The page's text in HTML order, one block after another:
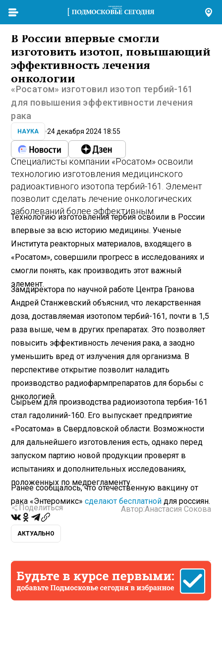
В России впервые смогли
изготовить изотоп, повышающий
эффективность лечения
онкологии
«Росатом» изготовил изотоп тербий-161
для повышения эффективности лечения
рака
НАУКА 24 декабря 2024 18:55
Специалисты компании «Росатом» освоили
технологию изготовления медицинского
радиоактивного изотопа тербий-161. Элемент
позволит сделать лечение онкологических
заболеваний более эффективным.
Технологию изготовления тербия освоили в России
впервые за всю историю медицины. Ученые
Института реакторных материалов, входящего в
«Росатом», совершили прогресс в исследованиях и
смогли понять, как производить этот важный
элемент.
Замдиректора по научной работе Центра Гранова
Андрей Станжевский объяснил, что лекарственная
доза, доставляемая изотопом тербий-161, почти в 1,5
раза выше, чем в других препаратах. Это позволяет
повысить эффективность лечения рака, а заодно
уменьшить вред от излучения для организма. В
перспективе открытие позволит наладить
производство радиофармпрепаратов для борьбы с
онкологией.
Сырьем для производства радиоизотопа тербия-161
стал гадолиний-160. Его выпускает предприятие
«Росатома» в Свердловской области. Возможности
для дальнейшего изготовления есть, однако перед
запуском партию новой продукции проверят в
испытаниях и дополнительных исследованиях,
положенных по медрегламенту.
Ранее сообщалось, что отечественную вакцину от
рака «Энтеромикс»сделают бесплатной для россиян.
Поделиться Автор:Анастасия Сокова
АКТУАЛЬНО